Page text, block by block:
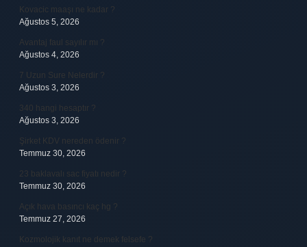
Kovacic maaşı ne kadar ?
Ağustos 5, 2026
Avantaj faul sayılır mı ?
Ağustos 4, 2026
7 Uzun Sure Nelerdir ?
Ağustos 3, 2026
340 hangi hesaptır ?
Ağustos 3, 2026
Şirket KDV nereden ödenir ?
Temmuz 30, 2026
23 baklavalı sac fiyatı nedir ?
Temmuz 30, 2026
Açık hava basıncı kaç hg ?
Temmuz 27, 2026
Kozmolojik kanıt ne demek felsefe ?